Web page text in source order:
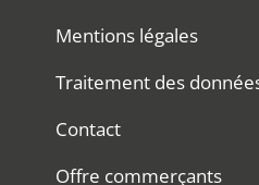
Mentions légales
Traitement des
Contact
Offre commerçants